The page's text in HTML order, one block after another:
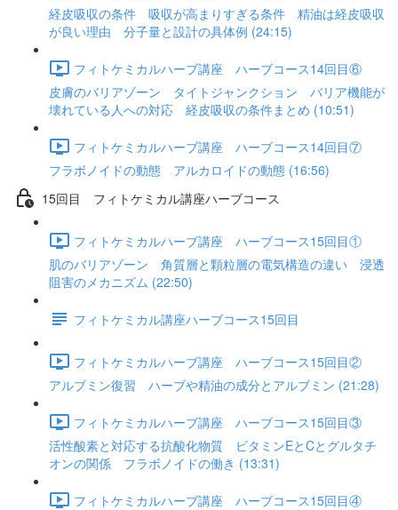
経皮吸収の条件 吸収が高まりすぎる条件 精油は経皮吸収
が良い理由 分子量と設計の具体例 (24:15)
フィトケミカルハーブ講座 ハーブコース14回目⑥
皮膚のバリアゾーン タイトジャンクション バリア機能が
壊れている人への対応 経皮吸収の条件まとめ (10:51)
フィトケミカルハーブ講座 ハーブコース14回目⑦
フラボノイドの動態 アルカロイドの動態 (16:56)
15回目 フィトケミカル講座ハーブコース
フィトケミカルハーブ講座 ハーブコース15回目①
肌のバリアゾーン 角質層と顆粒層の電気構造の違い 浸透
阻害のメカニズム (22:50)
フィトケミカル講座ハーブコース15回目
フィトケミカルハーブ講座 ハーブコース15回目②
アルブミン復習 ハーブや精油の成分とアルブミン (21:28)
フィトケミカルハーブ講座 ハーブコース15回目③
活性酸素と対応する抗酸化物質 ビタミンEとCとグルタチ
オンの関係 フラボノイドの働き (13:31)
フィトケミカルハーブ講座 ハーブコース15回目④